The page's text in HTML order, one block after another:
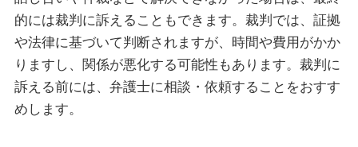
的には裁判に訴えることもできます。裁判では、証拠
や法律に基づいて判断されますが、時間や費用がかか
りますし、関係が悪化する可能性もあります。裁判に
訴える前には、弁護士に相談・依頼することをおすす
めします。